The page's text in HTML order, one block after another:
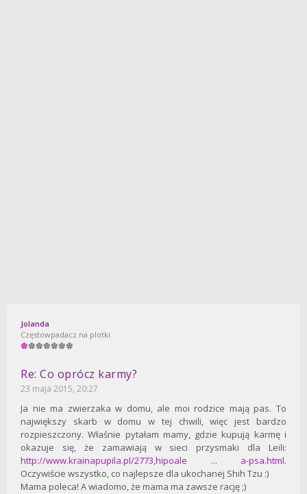
Jolanda
Częstowpadacz na plotki
Re: Co oprócz karmy?
23 maja 2015, 20:27
Ja nie ma zwierzaka w domu, ale moi rodzice mają pas. To
największy skarb w domu w tej chwili, więc jest bardzo
rozpieszczony. Właśnie pytałam mamy, gdzie kupują karmę i
okazuje się, że zamawiają w sieci przysmaki dla Leili:
http://www.krainapupila.pl/2773,hipoale ... a-psa.html.
Oczywiście wszystko, co najlepsze dla ukochanej Shih Tzu :)
Mama poleca! A wiadomo, że mama ma zawsze rację ;)